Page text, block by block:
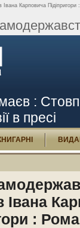
Карповича Підіпригори
:
в пресі
Івана
: